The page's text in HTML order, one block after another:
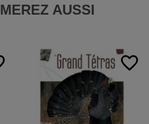
AUSSI
favorite_border